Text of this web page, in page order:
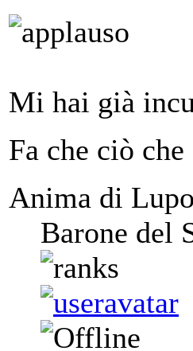
Mi hai già
Fa che ciò
Anima di Lupo
Barone del